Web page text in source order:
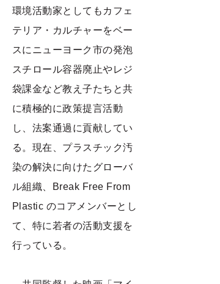
環境活動家としてもカフェ
テリア・カルチャーをベー
スにニューヨーク市の発泡
スチロール容器廃止やレジ
袋課金など教え子たちと共
に積極的に政策提言活動
し、法案通過に貢献してい
る。現在、プラスチック汚
染の解決に向けたグローバ
ル組織、Break Free From
Plastic のコアメンバーとし
て、特に若者の活動支援を
行っている。